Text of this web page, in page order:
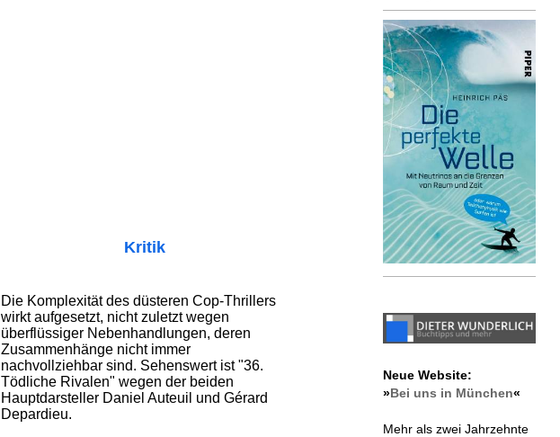
Kritik
Die Komplexität des düsteren Cop-Thrillers
wirkt aufgesetzt, nicht zuletzt wegen
überflüssiger Nebenhandlungen, deren
Zusammenhänge nicht immer
nachvollziehbar sind. Sehenswert ist "36.
Tödliche Rivalen" wegen der beiden
Hauptdarsteller Daniel Auteuil und Gérard
Depardieu.
Neue Website:
»Bei uns in München«
Mehr als zwei Jahrzehnte